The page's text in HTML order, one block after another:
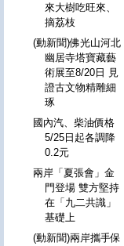
來大樹吃旺來、
摘荔枝
(動新聞)佛光山河北
幽居寺塔寶藏藝
術展至8/20日 見
證古文物精雕細
琢
國內汽、柴油價格
5/25日起各調降
0.2元
兩岸「夏張會」金
門登場 雙方堅持
在「九二共識」
基礎上
(動新聞)兩岸攜手保